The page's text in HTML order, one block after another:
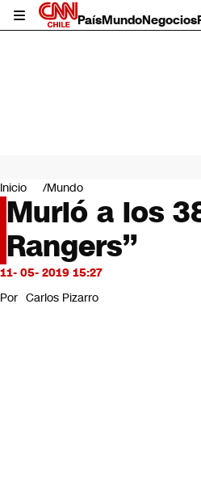
PaísMundoNegocios
Mundo
Negocios
Deportes
Programas completos
Cultura
Servicios
Bits
CNN Data
Inicio Mundo
Murió a los
Rangers”
11- 05- 2019 15:27
Por Carlos Pizarro